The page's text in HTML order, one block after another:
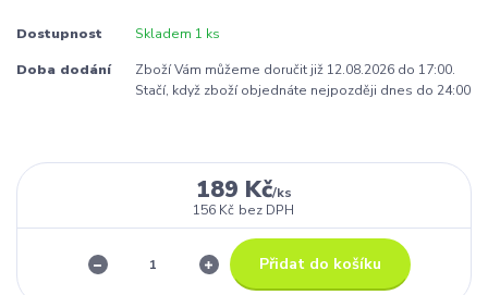
Dostupnost Skladem 1 ks
Doba dodání
Zboží Vám můžeme doručit již 12.08.2026 do 17:00.
Stačí, když zboží objednáte nejpozději dnes do 24:00
189 Kč/ks
156 Kč bez DPH
Přidat do košíku